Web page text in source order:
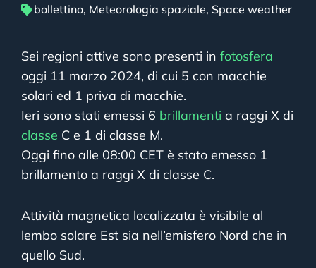
bollettino, Meteorologia spaziale, Space weather
Sei regioni attive sono presenti in fotosfera
oggi 11 marzo 2024, di cui 5 con macchie
solari ed 1 priva di macchie.
Ieri sono stati emessi 6 brillamenti a raggi X di
classe C e 1 di classe M.
Oggi fino alle 08:00 CET è stato emesso 1
brillamento a raggi X di classe C.
Attività magnetica localizzata è visibile al
lembo solare Est sia nell’emisfero Nord che in
quello Sud.